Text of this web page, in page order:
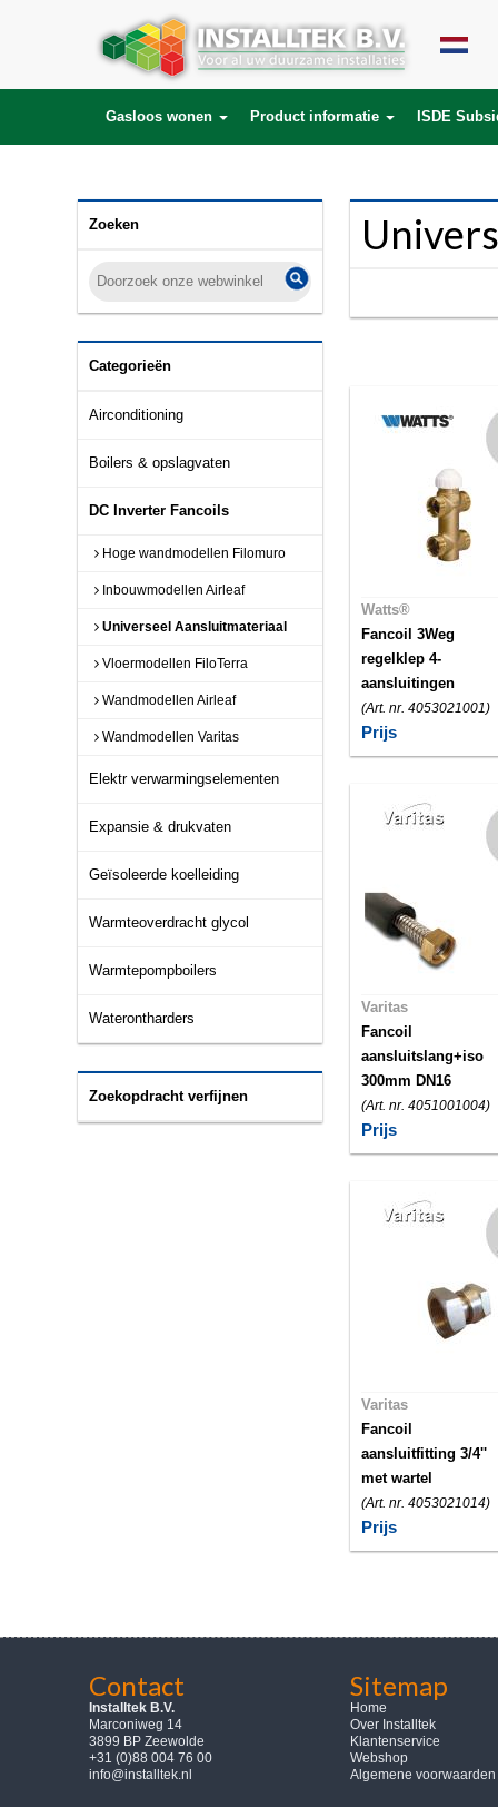
Gasloos wonen Product informatie ISDE
SELECT * FROM products LEFT JOIN product_description ON
product_to_category.product_id) WHERE lang_id='nl' AND
Zoeken
Categorieën
Airconditioning
Boilers & opslagvaten
DC Inverter Fancoils
Hoge wandmodellen Filomuro
Inbouwmodellen Airleaf
Universeel Aansluitmateriaal
Vloermodellen FiloTerra
Wandmodellen Airleaf
Wandmodellen Varitas
Elektr verwarmingselementen
Expansie & drukvaten
Geïsoleerde koelleiding
Warmteoverdracht glycol
Warmtepompboilers
Waterontharders
Zoekopdracht verfijnen
Watts®
Fancoil 3Weg
regelklep 4-
aansluitingen
(Art. nr. 4053021001)
Prijs
Varitas
Fancoil
aansluitslang+iso
300mm DN16
(Art. nr. 4051001004)
Prijs
Varitas
Fancoil
aansluitfitting 3/4''
met wartel
(Art. nr. 4053021014)
Prijs
Contact
Installtek B.V.
Marconiweg 14
3899 BP Zeewolde
+31 (0)88 004 76 00
info@installtek.nl
Sitemap
Home
Over Installtek
Klantenservice
Webshop
Algemene voorwaarden